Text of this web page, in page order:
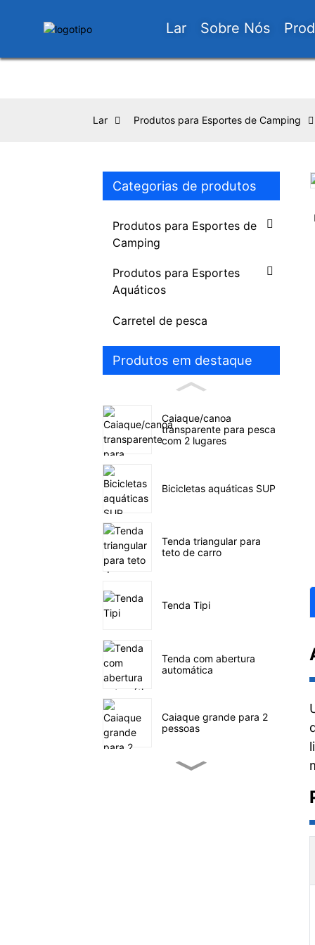
Lar Sobre Nós
Lar Produtos para Esportes de Camping
Categorias de produtos
Produtos para Esportes de
Camping
Produtos para Esportes
Aquáticos
Carretel de pesca
Produtos em destaque
Caiaque/canoa
transparente para pesca
com 2 lugares
Bicicletas aquáticas SUP
Tenda triangular para
teto de carro
Tenda Tipi
Tenda com abertura
automática
Caiaque grande para 2
pessoas
Loading...
Loading...